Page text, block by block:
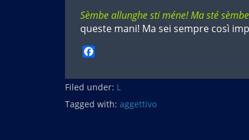
Sèmbe allunghe sti méne! Ma sté sèmbe
queste mani! Ma sei sempre così
c
e
b
Filed under: L
Tagged with: aggettivo